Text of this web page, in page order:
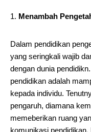
Menambah
Dalam pendidikan
yang seringkali wajib
dengan dunia
pendidikan adalah
kepada individu.
pengaruh, diamana
memeberikan ruang
komunikasi